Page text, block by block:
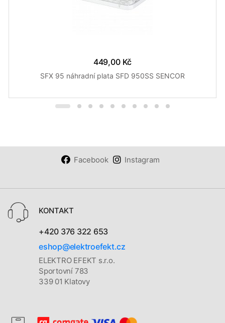
449,00 Kč
SFX 95 náhradní plata SFD 950SS SENCOR
Facebook Instagram
KONTAKT
+420 376 322 653
eshop@elektroefekt.cz
ELEKTRO EFEKT s.r.o.
Sportovní 783
339 01 Klatovy